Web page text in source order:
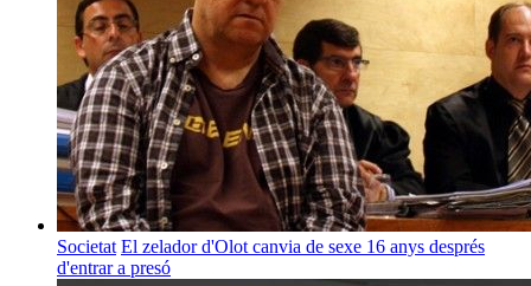
Societat El zelador d'Olot canvia de sexe 16 anys després
d'entrar a presó